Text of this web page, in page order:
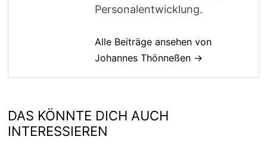
Personalentwicklung.
Alle Beiträge ansehen von
Johannes Thönneßen →
DAS KÖNNTE DICH AUCH
INTERESSIEREN